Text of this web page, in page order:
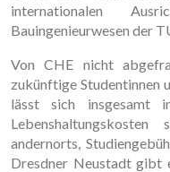
internationalen
Bauingenieurwesen der
Von CHE nicht
zukünftige Studentinnen
lässt sich insgesamt
andernorts,
Dresdner Neustadt gibt